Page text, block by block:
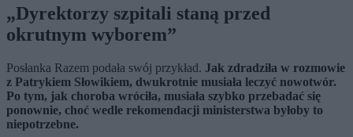
„Dyrektorzy szpitali staną przed
okrutnym wyborem”
Posłanka Razem podała swój przykład. Jak zdradziła w rozmowie
z Patrykiem Słowikiem, dwukrotnie musiała leczyć nowotwór.
Po tym, jak choroba wróciła, musiała szybko przebadać się
ponownie, choć wedle rekomendacji ministerstwa byłoby to
niepotrzebne.